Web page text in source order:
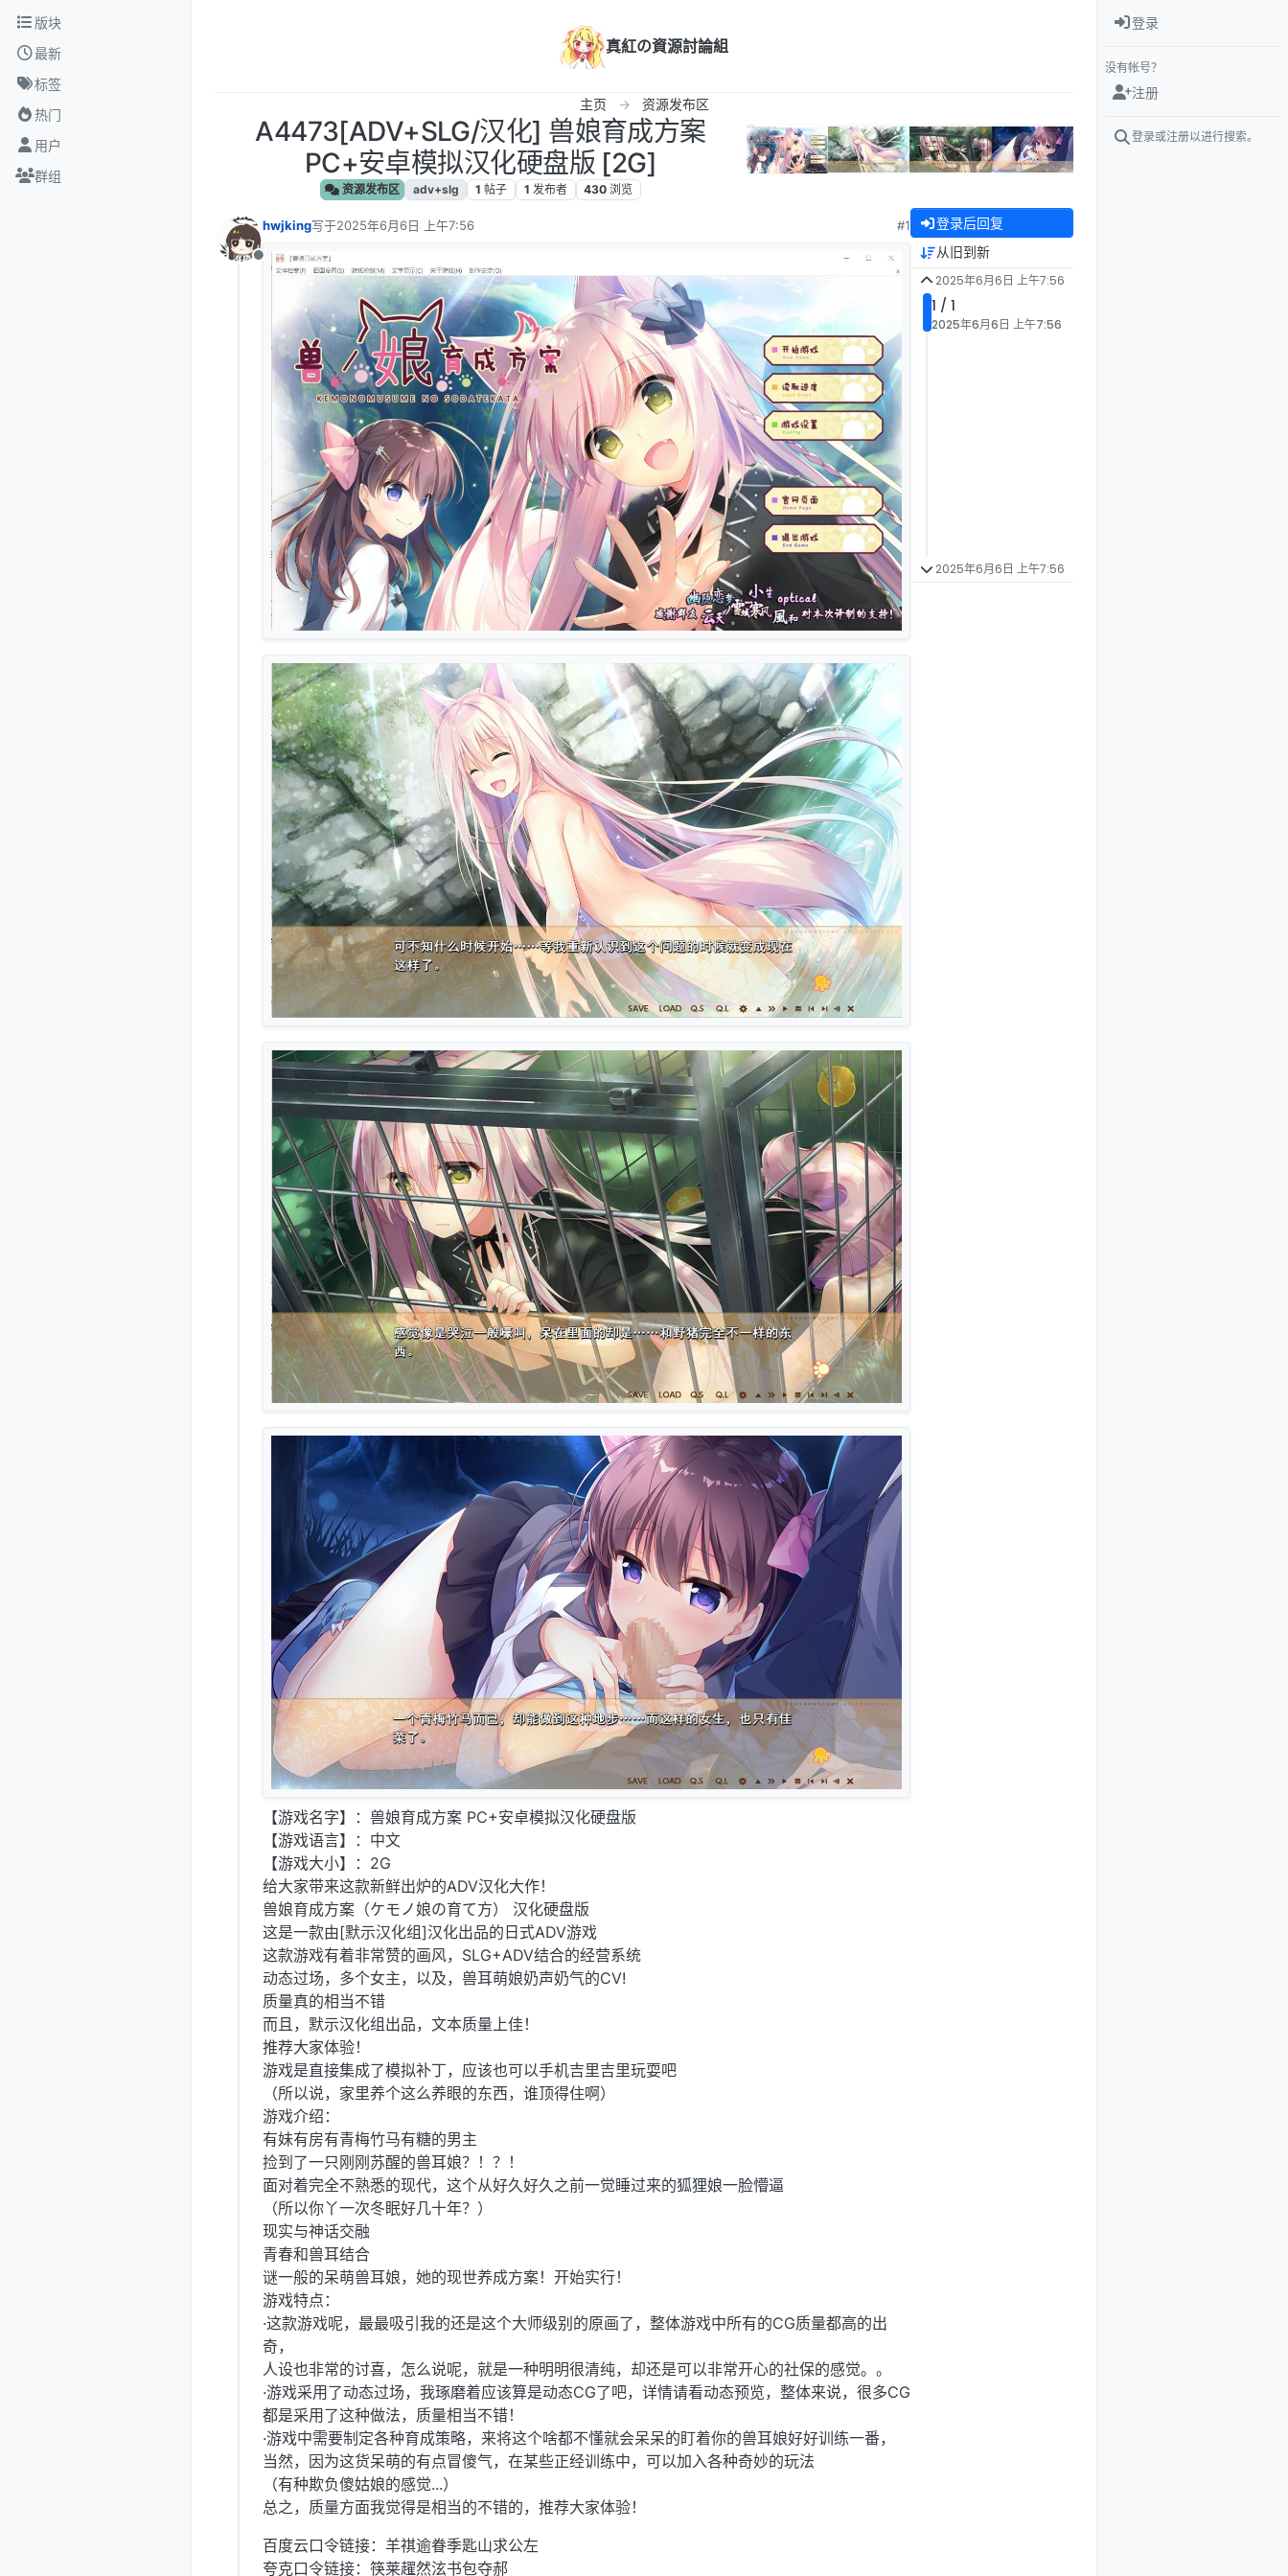
跳转至内容
版块
最新
标签
热门
用户
群组
真紅の資源討論組
主页 资源发布区
A4473[ADV+SLG/汉化] 兽娘育成方案
PC+安卓模拟汉化硬盘版 [2G]
资源发布区 adv+slg 1 帖子 1 发布者 430 浏览
离线
hwjking写于2025年6月6日 上午7:56
最后由 编辑
#1
【游戏名字】：兽娘育成方案 PC+安卓模拟汉化硬盘版
【游戏语言】：中文
【游戏大小】：2G
给大家带来这款新鲜出炉的ADV汉化大作！
兽娘育成方案（ケモノ娘の育て方） 汉化硬盘版
这是一款由[默示汉化组]汉化出品的日式ADV游戏
这款游戏有着非常赞的画风，SLG+ADV结合的经营系统
动态过场，多个女主，以及，兽耳萌娘奶声奶气的CV!
质量真的相当不错
而且，默示汉化组出品，文本质量上佳！
推荐大家体验！
游戏是直接集成了模拟补丁，应该也可以手机吉里吉里玩耍吧
（所以说，家里养个这么养眼的东西，谁顶得住啊）
游戏介绍：
有妹有房有青梅竹马有糖的男主
捡到了一只刚刚苏醒的兽耳娘？！？！
面对着完全不熟悉的现代，这个从好久好久之前一觉睡过来的狐狸娘一脸懵逼
（所以你丫一次冬眠好几十年？）
现实与神话交融
青春和兽耳结合
谜一般的呆萌兽耳娘，她的现世养成方案！开始实行！
游戏特点：
·这款游戏呢，最最吸引我的还是这个大师级别的原画了，整体游戏中所有的CG质量都高的出
奇，
人设也非常的讨喜，怎么说呢，就是一种明明很清纯，却还是可以非常开心的社保的感觉。。
·游戏采用了动态过场，我琢磨着应该算是动态CG了吧，详情请看动态预览，整体来说，很多CG
都是采用了这种做法，质量相当不错！
·游戏中需要制定各种育成策略，来将这个啥都不懂就会呆呆的盯着你的兽耳娘好好训练一番，
当然，因为这货呆萌的有点冒傻气，在某些正经训练中，可以加入各种奇妙的玩法
（有种欺负傻姑娘的感觉...）
总之，质量方面我觉得是相当的不错的，推荐大家体验！
百度云口令链接：羊祺逾眷季匙山求公左
夸克口令链接：筷莱趯然泫书包夺郝
登录后回复
从旧到新
2025年6月6日 上午7:56
1 / 1
2025年6月6日 上午7:56
2025年6月6日 上午7:56
登录
没有帐号？
注册
登录或注册以进行搜索。